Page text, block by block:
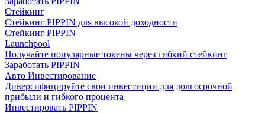
Заработок
Стейкинг
Стейкинг PIPPIN для высокой доходности
Стейкинг PIPPIN
Launchpool
Получайте популярные токены через гибкий стейкинг
Заработать PIPPIN
Авто Инвестирование
Диверсифицируйте свои инвестиции для долгосрочной
прибыли и гибкого процента
Инвестировать PIPPIN